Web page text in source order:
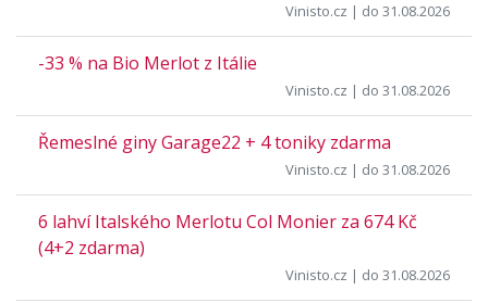
Vinisto.cz | do 31.08.2026
-33 % na Bio Merlot z Itálie
Vinisto.cz | do 31.08.2026
Řemeslné giny Garage22 + 4 toniky zdarma
Vinisto.cz | do 31.08.2026
6 lahví Italského Merlotu Col Monier za 674 Kč
(4+2 zdarma)
Vinisto.cz | do 31.08.2026